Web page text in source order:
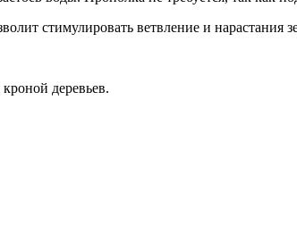
стимулировать ветвление и нарастания
деревьев.